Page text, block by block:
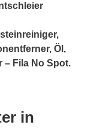
Öl,
– Fila No Spot.
in